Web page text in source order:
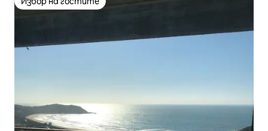
Избор на гостите